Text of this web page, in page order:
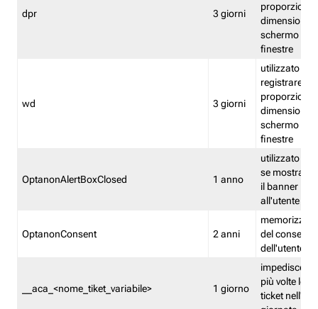
dpr 3 giorni
proporzioni
dimensioni
schermo e
finestre
wd 3 giorni
utilizzato per
registrare le
proporzioni
dimensioni
schermo e
finestre
OptanonAlertBoxClosed 1 anno
utilizzato per
se mostrare
il banner
all'utente
OptanonConsent 2 anni
memorizza
del
dell'utente
__aca_<nome_tiket_variabile> 1 giorno
impedisce di
più volte lo
ticket